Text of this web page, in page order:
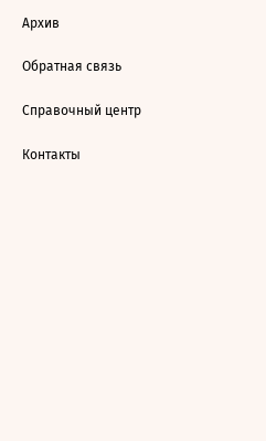
Архив
Обратная связь
Справочный центр
Контакты